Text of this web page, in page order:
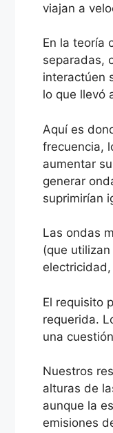
viajan a
En la teoría
separadas,
interactúen
lo que llevó
Aquí es
frecuencia,
aumentar
generar
suprimirían
Las ondas
(que
El requisito
requerida.
una
Nuestros
alturas de
aunque la
emisiones